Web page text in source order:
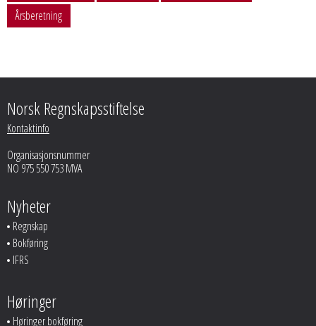
Årsberetning
Norsk Regnskapsstiftelse
Kontaktinfo
Organisasjonsnummer
NO 975 550 753 MVA
Nyheter
Regnskap
Bokføring
IFRS
Høringer
Høringer bokføring